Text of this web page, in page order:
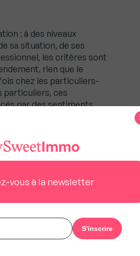
: à des niveaux
sa situation, de ses
les critères sont
rien que le
chez les particuliers-
particuliers, ces
par des sentiments
Dans tous ces cas, les
logiciels toujours plus
compétents.
», Guillaume Martinaud
portefeuille
vous à la newsletter